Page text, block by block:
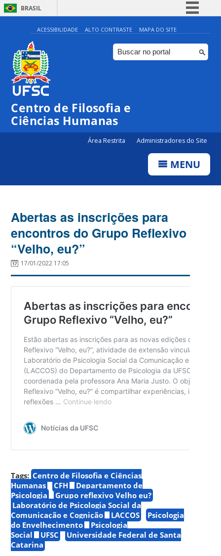
BRASIL
Simplifique!
Comunica BR
Participe
ACESSIBILIDADE ALTO CONTRASTE MAPA DO SITE
Centro de Filosofia e
Ciências Humanas
Área Restrita Administradores do Site
MENU
Abertas as inscrições para
encontros do Grupo Reflexivo
“Velho, eu?”
17/01/2022 17:05
Tags: Centro de Filosofia e Ciências
Humanas
CFH
Departamento de
Psicologia
Grupo reflexivo Velho eu?
Laboratório de Psicologia Social da
Comunicação e Cognição
LACCOS
Psicologia
do Envelhecimento
Psicologia
Social
UFSC
Universidade Federal de Santa
Catarina